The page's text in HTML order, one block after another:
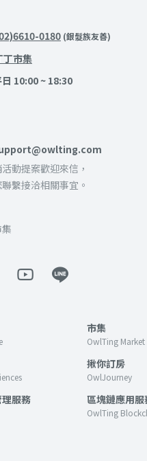
0180 (銀髮族友善)
丁市集
10:00 ~ 18:30
動提案歡迎來信，
繫接洽相關事宜。
市集
OwlTing Market
揪你訂房
OwlJourney
服務 區塊鏈應用服
OwlTing